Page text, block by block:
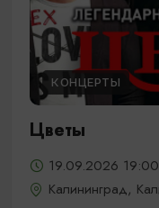
КОНЦЕРТЫ
Цветы
19.09.2026 19:00
Калининград,